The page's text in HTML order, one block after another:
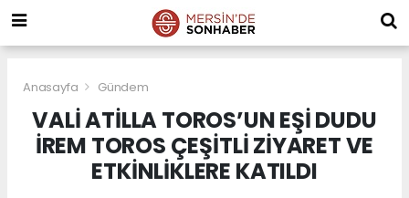
Anasayfa Gündem
VALİ ATİLLA TOROS’UN EŞİ DUDU
İREM TOROS ÇEŞİTLİ ZİYARET VE
ETKİNLİKLERE KATILDI